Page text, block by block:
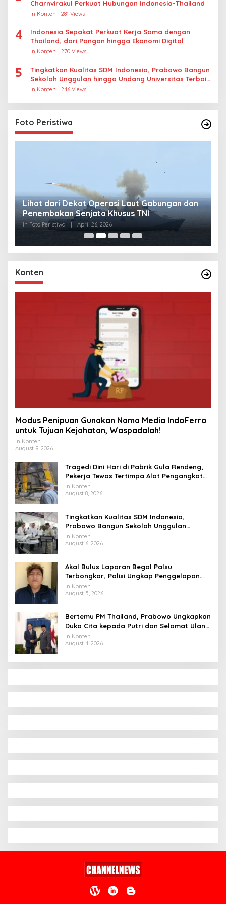
Charnvirakul Perkuat Hubungan Indonesia-Thailand
In Konten 281 Views
4
Indonesia Sepakat Perkuat Kerja Sama dengan
Thailand, dari Pangan hingga Ekonomi Digital
In Konten 270 Views
5
Tingkatkan Kualitas SDM Indonesia, Prabowo Bangun
Sekolah Unggulan hingga Undang Universitas Terbaik
Dunia
In Konten 246 Views
Foto Peristiwa
Lihat dari Dekat Operasi Laut Gabungan dan
Penembakan Senjata Khusus TNI
In Foto Peristiwa April 26, 2026
Konten
Modus Penipuan Gunakan Nama Media IndoFerro
untuk Tujuan Kejahatan, Waspadalah!
In Konten
August 9, 2026
Tragedi Dini Hari di Pabrik Gula Rendeng,
Pekerja Tewas Tertimpa Alat Pengangkat
Tebu
In Konten
August 8, 2026
Tingkatkan Kualitas SDM Indonesia,
Prabowo Bangun Sekolah Unggulan
hingga Undang Universitas Terbaik Dunia
In Konten
August 6, 2026
Akal Bulus Laporan Begal Palsu
Terbongkar, Polisi Ungkap Penggelapan
Uang Perusahaan untuk Crypto
In Konten
August 5, 2026
Bertemu PM Thailand, Prabowo Ungkapkan
Duka Cita kepada Putri dan Selamat Ulang
Tahun ke Raja Thailand
In Konten
August 4, 2026